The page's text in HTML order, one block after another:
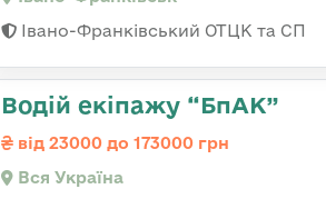
Івано-Франківський ОТЦК та СП
Водій екіпажу “БпАК”
від 23000 до 173000 грн
Вся Україна